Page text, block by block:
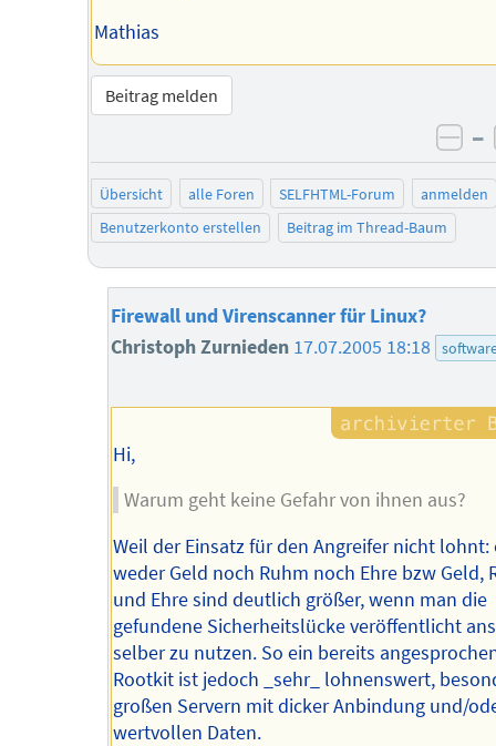
Mathias
Beitrag melden
–
Übersicht alle Foren SELFHTML-Forum
anmelden
Benutzerkonto erstellen
Beitrag im Thread-Baum
Firewall und Virenscanner für Linux?
Christoph Zurnieden 17.07.2005 18:18
Hi,
Warum geht keine Gefahr von ihnen aus?
Weil der Einsatz für den Angreifer nicht lohnt:
weder Geld noch Ruhm noch Ehre bzw Geld,
und Ehre sind deutlich größer, wenn man die
gefundene Sicherheitslücke veröffentlicht
selber zu nutzen. So ein bereits
Rootkit ist jedoch _sehr_ lohnenswert,
großen Servern mit dicker Anbindung und/
wertvollen Daten.